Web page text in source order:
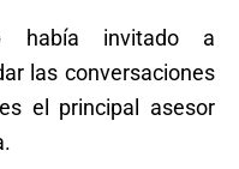
había invitado a
las conversaciones
el principal asesor